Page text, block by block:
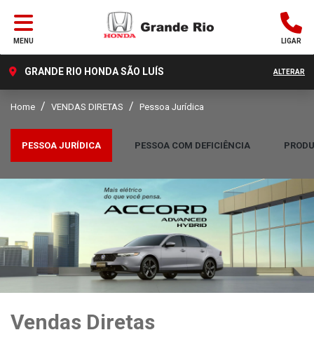
MENU LIGAR
GRANDE RIO HONDA SÃO LUÍS ALTERAR
Home VENDAS DIRETAS Pessoa Jurídica
PESSOA COM DEFICIÊNCIA
PESSOA JURÍDICA
Vendas Diretas